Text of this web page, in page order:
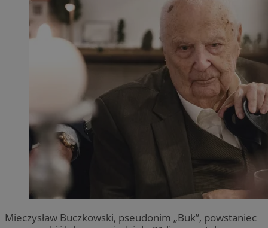
Mieczysław Buczkowski, pseudonim „Buk”, powstaniec